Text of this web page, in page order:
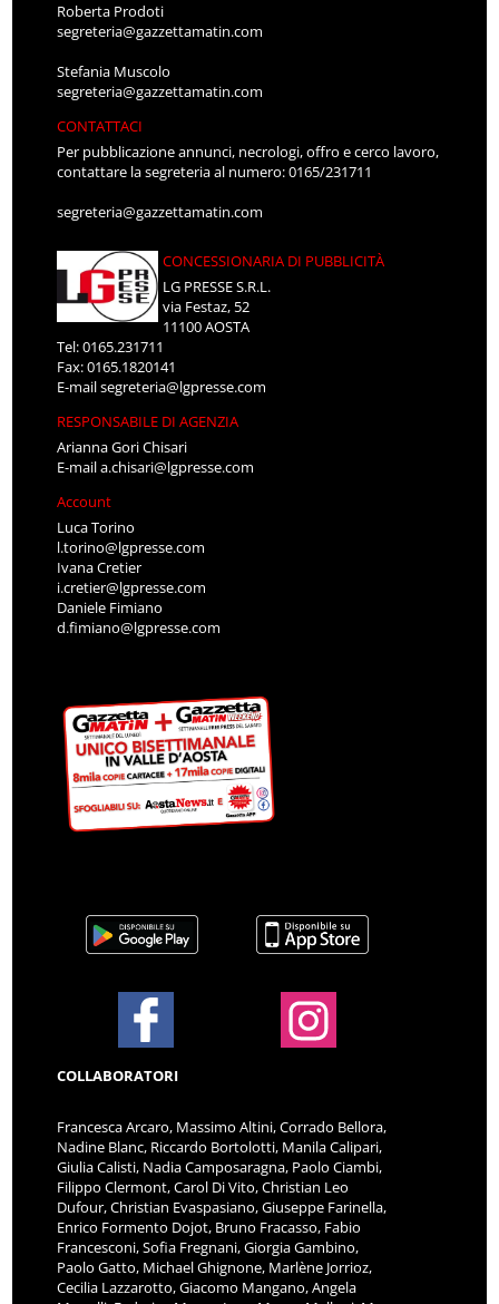
Roberta Prodoti
segreteria@gazzettamatin.com
Stefania Muscolo
segreteria@gazzettamatin.com
CONTATTACI
Per pubblicazione annunci, necrologi, offro e cerco lavoro,
contattare la segreteria al numero: 0165/231711
segreteria@gazzettamatin.com
CONCESSIONARIA DI PUBBLICITÀ
LG PRESSE S.R.L.
via Festaz, 52
11100 AOSTA
Tel: 0165.231711
Fax: 0165.1820141
E-mailsegreteria@lgpresse.com
RESPONSABILE DI AGENZIA
Arianna Gori Chisari
E-maila.chisari@lgpresse.com
Account
Luca Torino
l.torino@lgpresse.com
Ivana Cretier
i.cretier@lgpresse.com
Daniele Fimiano
d.fimiano@lgpresse.com
COLLABORATORI
Francesca Arcaro, Massimo Altini, Corrado Bellora,
Nadine Blanc, Riccardo Bortolotti, Manila Calipari,
Giulia Calisti, Nadia Camposaragna, Paolo Ciambi,
Filippo Clermont, Carol Di Vito, Christian Leo
Dufour, Christian Evaspasiano, Giuseppe Farinella,
Enrico Formento Dojot, Bruno Fracasso, Fabio
Francesconi, Sofia Fregnani, Giorgia Gambino,
Paolo Gatto, Michael Ghignone, Marlène Jorrioz,
Cecilia Lazzarotto, Giacomo Mangano, Angela